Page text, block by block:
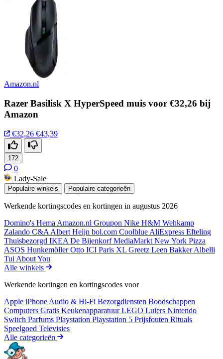
Amazon.nl
Razer Basilisk X HyperSpeed muis voor €32,26 bij
Amazon
€32,26 €43,39
172
0
Lady-Sale
Populaire winkels Populaire categorieën
Werkende kortingscodes en kortingen in augustus 2026
Domino's Hema Amazon.nl Groupon Nike H&M Wehkamp
Zalando C&A Albert Heijn bol.com Coolblue AliExpress Efteling
Thuisbezorgd IKEA De BijenkorfMediaMarkt New York Pizza
ASOS HunkemöllerOtto ICI Paris XL Greetz Leen BakkerAlbelli
Tui About You
Alle winkels
Werkende kortingen en kortingscodes voor
Apple iPhone Audio & Hi-Fi Bezorgdiensten Boodschappen
Computers Gratis KeukenapparatuurLEGO Luiers Nintendo
Switch Parfums Playstation Playstation 5 Prijsfouten Rituals
Speelgoed Televisies
Alle categorieën